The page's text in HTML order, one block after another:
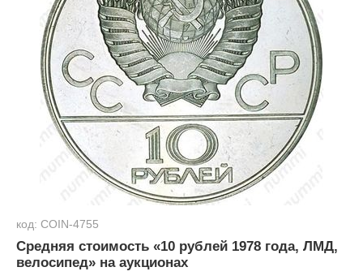
код: COIN-4755
Средняя стоимость «10 рублей 1978 года, ЛМД,
велосипед» на аукционах